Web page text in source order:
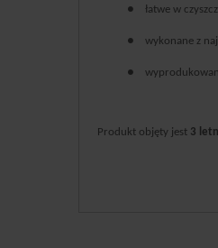
● łatwe w
● wykonane z
●
Produkt objęty jest 3